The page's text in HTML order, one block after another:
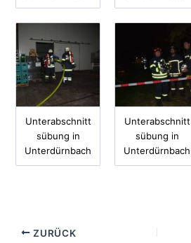
Unterabschnitt
sübung in
Unterdürnbach
Unterabschnitt
sübung in
Unterdürnbach
ZURÜCK